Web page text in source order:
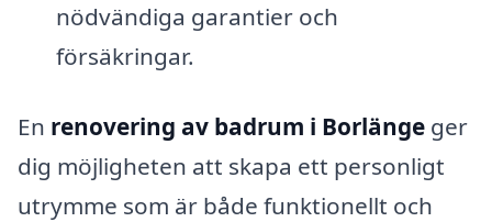
nödvändiga garantier och
försäkringar.
En renovering av badrum i Borlänge ger
dig möjligheten att skapa ett personligt
utrymme som är både funktionellt och